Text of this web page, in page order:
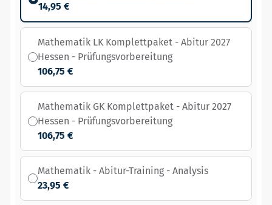
14,95 €
Mathematik LK Komplettpaket - Abitur 2027
Hessen - Prüfungsvorbereitung
106,75 €
Mathematik GK Komplettpaket - Abitur 2027
Hessen - Prüfungsvorbereitung
106,75 €
Mathematik - Abitur-Training - Analysis
23,95 €